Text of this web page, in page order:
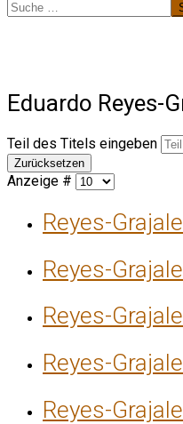
Eduardo Reyes-
Teil des Titels eingeben
Zurücksetzen
Anzeige #
Reyes-
Reyes-
Reyes-
Reyes-
Reyes-